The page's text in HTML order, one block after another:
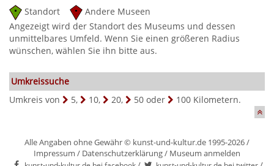
Standort
Andere Museen
Angezeigt wird der Standort des Museums und dessen
unmittelbares Umfeld. Wenn Sie einen größeren Radius
wünschen, wählen Sie ihn bitte aus.
Umkreissuche
Umkreis von
5, 10, 20, 50 oder 100 Kilometern.
Alle Angaben ohne Gewähr © kunst-und-kultur.de 1995-2026 /
Impressum / Datenschutzerklärung/ Museum anmelden